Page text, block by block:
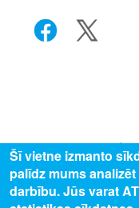
© 2025 Valsts izglītības
Šī vietne izmanto
palīdz mums
darbību. Jūs varat